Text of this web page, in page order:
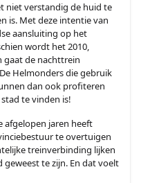
niet verstandig de huid te
is. Met deze intentie van
aansluiting op het
wordt het 2010,
gaat de nachttrein
Helmonders die gebruik
dan ook profiteren
te vinden is!
afgelopen jaren heeft
te overtuigen
treinverbinding lijken
te zijn. En dat voelt